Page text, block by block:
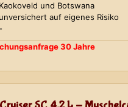
Kaokoveld und Botswana
unversichert auf eigenes Risiko
-
30 Jahre